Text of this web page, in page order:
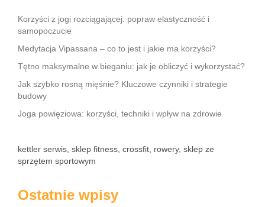
Korzyści z jogi rozciągającej: popraw elastyczność i
samopoczucie
Medytacja Vipassana – co to jest i jakie ma korzyści?
Tętno maksymalne w bieganiu: jak je obliczyć i wykorzystać?
Jak szybko rosną mięśnie? Kluczowe czynniki i strategie
budowy
Joga powięziowa: korzyści, techniki i wpływ na zdrowie
kettler serwis, sklep fitness, crossfit, rowery, sklep ze
sprzętem sportowym
Ostatnie wpisy